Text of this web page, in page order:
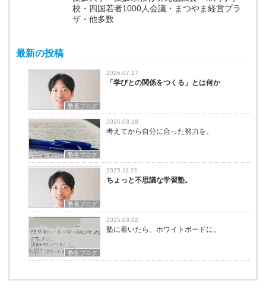
校・四国若者1000人会議・まつやま経営プラ
ザ・他多数
最新の投稿
塾長ブログ
2026.07.17
「学びとの関係をつくる」とは何か
塾生ブログ
2026.03.18
考えてから自分に合った努力を。
塾長ブログ
2025.11.21
ちょっと不思議な学習塾。
塾生ブログ
2025.03.02
塾に着いたら、ホワイトボードに。